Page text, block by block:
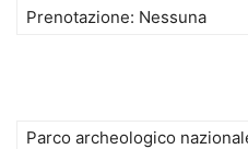
Prenotazione: Nessuna
Parco archeologico